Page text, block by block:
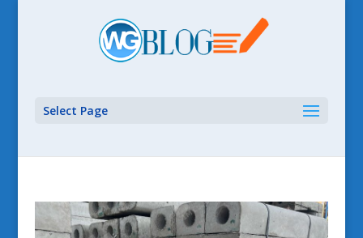
Select Page